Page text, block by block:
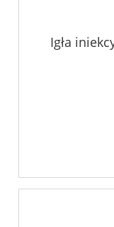
Igła